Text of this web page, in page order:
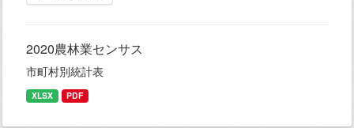
2020農林業センサス
市町村別統計表
XLSX PDF